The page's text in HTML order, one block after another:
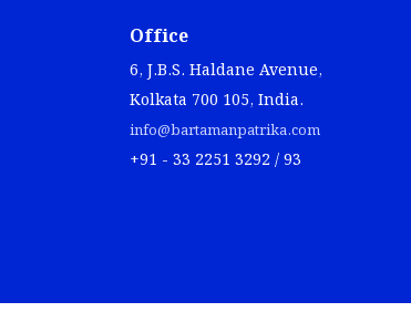
Office
6, J.B.S. Haldane Avenue,
Kolkata 700 105, India.
info@bartamanpatrika.com
+91 - 33 2251 3292 / 93